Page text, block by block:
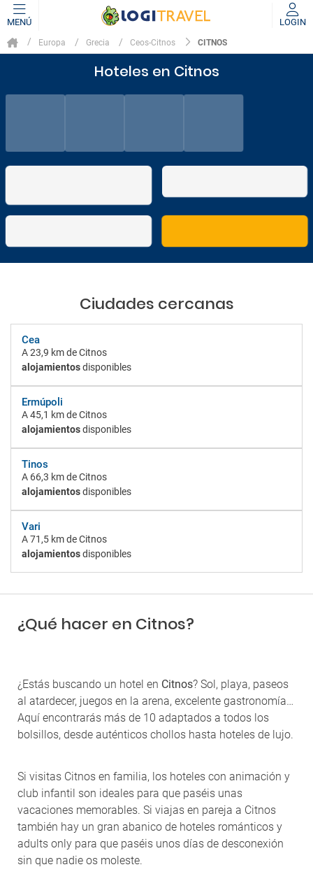
MENÚ LOGIN
Europa Grecia Ceos-Citnos CITNOS
Hoteles en Citnos
Ciudades cercanas
Cea
A23,9 kmde Citnos
alojamientosdisponibles
Ermúpoli
A45,1 kmde Citnos
alojamientosdisponibles
Tinos
A 66,3 kmde Citnos
alojamientosdisponibles
Vari
A71,5 kmde Citnos
alojamientosdisponibles
¿Qué hacer en Citnos?
¿Estás buscando un hotel en Citnos? Sol, playa, paseos
al atardecer, juegos en la arena, excelente gastronomía…
Aquí encontrarás más de 10 adaptados a todos los
bolsillos, desde auténticos chollos hasta hoteles de lujo.
Si visitas Citnos en familia, los hoteles con animación y
club infantil son ideales para que paséis unas
vacaciones memorables. Si viajas en pareja a Citnos
también hay un gran abanico de hoteles románticos y
adults only para que paséis unos días de desconexión
sin que nadie os moleste.